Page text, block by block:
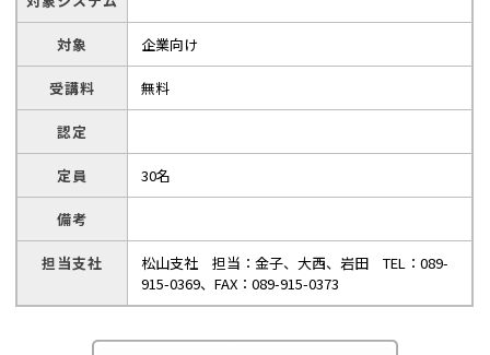
対象 企業向け
受講料 無料
認定
定員 30名
備考
担当支社
松山支社 担当：金子、大西、岩田 TEL：089-
915-0369、FAX：089-915-0373